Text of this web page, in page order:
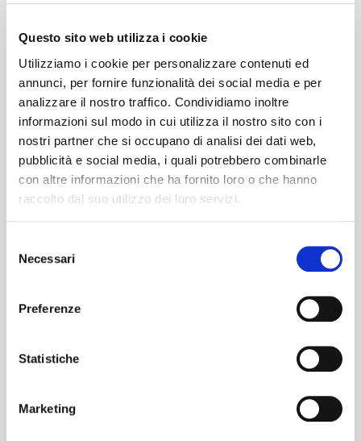
Questo sito web utilizza i cookie
Utilizziamo i cookie per personalizzare contenuti ed
annunci, per fornire funzionalità dei social media e per
analizzare il nostro traffico. Condividiamo inoltre
informazioni sul modo in cui utilizza il nostro sito con i
nostri partner che si occupano di analisi dei dati web,
pubblicità e social media, i quali potrebbero combinarle
con altre informazioni che ha fornito loro o che hanno
raccolto dal suo utilizzo dei loro servizi.
delNecessari
Preferenze
Statistiche
Marketing
Peso
300 G/MLIN
Altezza
148/150 CM